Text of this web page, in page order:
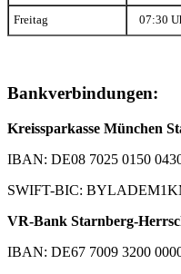
Freitag 07:30
Bankverbindungen:
Kreissparkasse München
IBAN: DE08 7025 0150
SWIFT-BIC:
VR-Bank Starnberg-
IBAN: DE67 7009 3200